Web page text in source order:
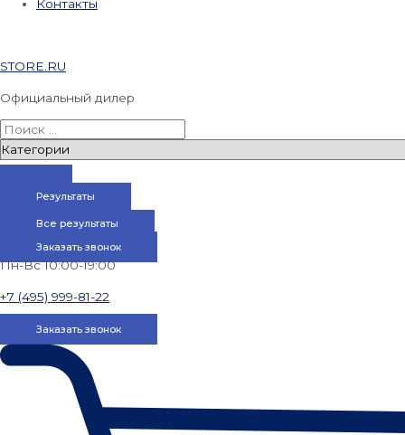
Контакты
STORE.RU
Официальный дилер
Результаты
Все результаты
Заказать звонок
Пн-Вс 10:00-19:00
+7 (495) 999-81-22
Заказать звонок